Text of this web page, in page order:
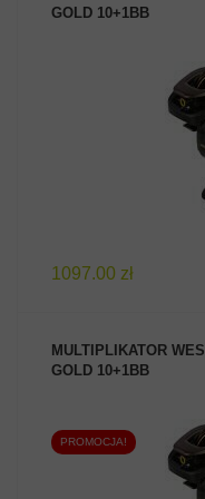
GOLD 10+1BB
1097.00 zł
MULTIPLIKATOR
GOLD 10+1BB
PROMOCJA!